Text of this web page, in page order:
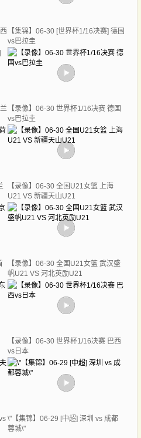
【集锦】06-30 [世界杯1/16决赛] 德国
vs巴拉圭
【录像】06-30 世界杯1/16决赛 德国
vs巴拉圭
【录像】06-30 全国U21女篮 上海
U21 VS 新疆天山U21
【录像】06-30 全国U21女篮 武汉盛
帆U21 VS 河北英励U21
【录像】06-30 世界杯1/16决赛 巴西
vs日本
\"【集锦】06-29 [中超] 深圳 vs 成都
蓉城\"